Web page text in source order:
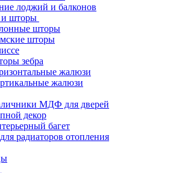
лоджий и балконов
шторы
шторы
шторы
зебра
жалюзи
жалюзи
МДФ для дверей
декор
багет
радиаторов отопления